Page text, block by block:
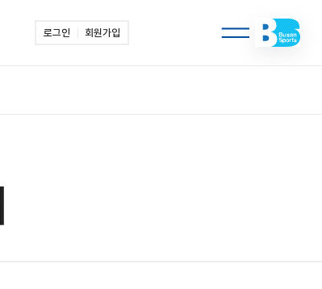
로그인 회원가입